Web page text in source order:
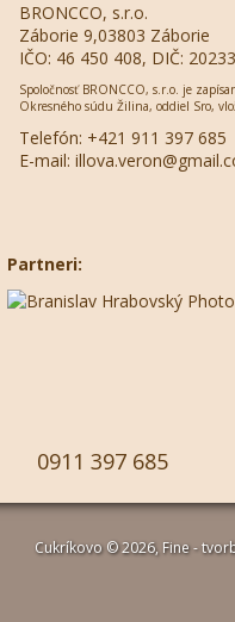
BRONCCO, s.r.o.
Záborie 9,03803 Záborie
IČO: 46 450 408, DIČ:
Spoločnosť BRONCCO, s.r.o. je
Okresného súdu Žilina, oddiel Sro,
Telefón: +421 911 397 685
E-mail:
Partneri:
0911 397 685
Cukríkovo© 2026, Fine -